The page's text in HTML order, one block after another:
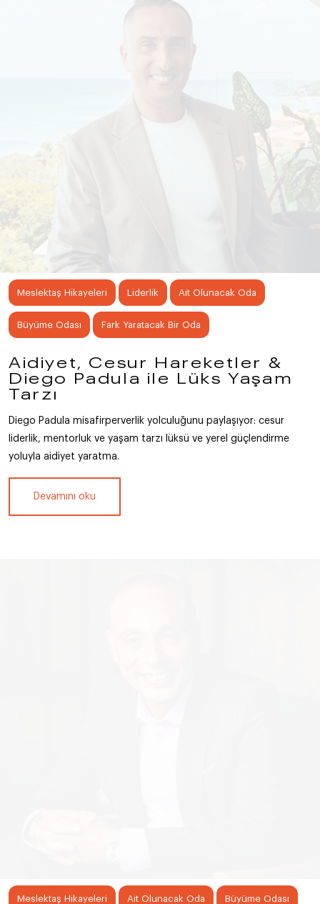
Meslektaş Hikayeleri Liderlik Ait Olunacak Oda
Büyüme Odası Fark Yaratacak Bir Oda
Aidiyet, Cesur Hareketler &
Diego Padula ile Lüks Yaşam
Tarzı
Diego Padula misafirperverlik yolculuğunu paylaşıyor: cesur
liderlik, mentorluk ve yaşam tarzı lüksü ve yerel güçlendirme
yoluyla aidiyet yaratma.
Devamını oku
Meslektaş Hikayeleri Ait Olunacak Oda Büyüme Odası